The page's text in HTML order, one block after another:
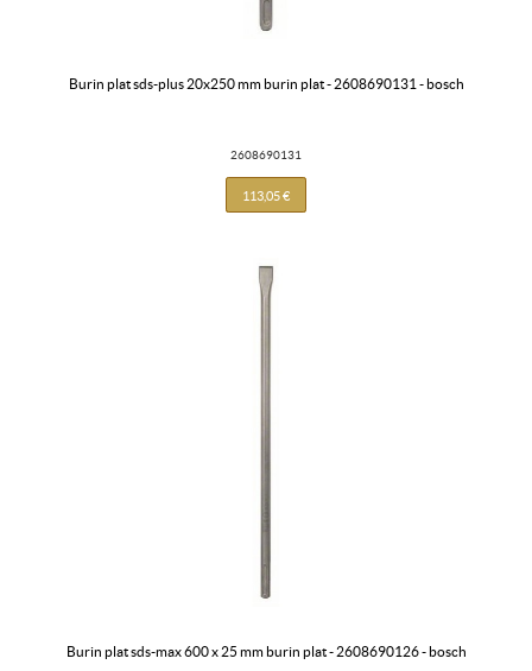
burin plat sds-plus 20x250 mm burin plat - 2608690131 - bosch
2608690131
113,05 €
burin plat sds-max 600 x 25 mm burin plat - 2608690126 - bosch